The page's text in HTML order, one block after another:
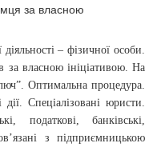
за власною
– фізичної особи.
за власною ініціативою. На
Оптимальна процедура.
Спеціалізовані юристи.
податкові, банківські,
з підприємницькою